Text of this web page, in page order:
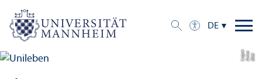
DE
Bil
d:
A
n
n
aL
o
g
u
e